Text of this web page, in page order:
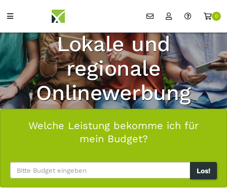
0
Lokale und
regionale
Onlinewerbung
Welche Leistung bekomme ich für
mein Budget?
Los!